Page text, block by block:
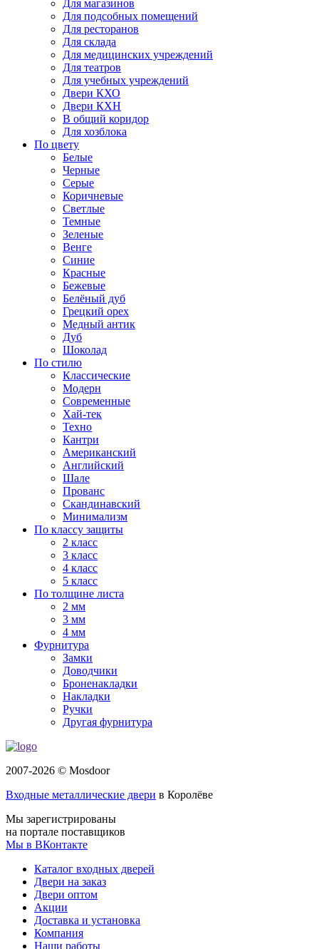
Для магазинов
Для подсобных помещений
Для ресторанов
Для склада
Для медицинских учреждений
Для театров
Для учебных учреждений
Двери КХО
Двери КХН
В общий коридор
Для хозблока
По цвету
Белые
Черные
Серые
Коричневые
Светлые
Темные
Зеленые
Венге
Синие
Красные
Бежевые
Белёный дуб
Грецкий орех
Медный антик
Дуб
Шоколад
По стилю
Классические
Модерн
Современные
Хай-тек
Техно
Кантри
Американский
Английский
Шале
Прованс
Скандинавский
Минимализм
По классу защиты
2 класс
3 класс
4 класс
5 класс
По толщине листа
2 мм
3 мм
4 мм
Фурнитура
Замки
Доводчики
Броненакладки
Накладки
Ручки
Другая фурнитура
2007-2026 © Mosdoor
Входные металлические двери в Королёве
Мы зарегистрированы
на портале поставщиков
Мы в ВКонтакте
Каталог входных дверей
Двери на заказ
Двери оптом
Акции
Доставка и установка
Компания
Наши работы